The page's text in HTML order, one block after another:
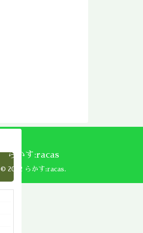
らかす:racas
© 2002 らかす:racas.